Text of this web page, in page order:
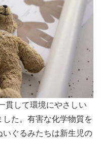
貫して環境にやさしい
た。有害な化学物質を
ぐるみたちは新生児の